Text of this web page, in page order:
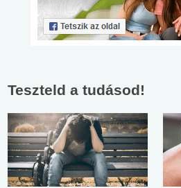
Teszteld a tudásod!